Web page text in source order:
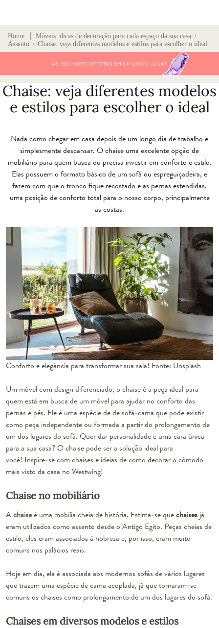
Home Móveis: dicas de decoração para cada espaço da sua casa /
Assento / Chaise: veja diferentes modelos e estilos para escolher o ideal
Chaise: veja diferentes modelos
e estilos para escolher o ideal
Nada como chegar em casa depois de um longo dia de trabalho e
simplesmente descansar. O chaise uma excelente opção de
mobiliário para quem busca ou precisa investir em conforto e estilo.
Elas possuem o formato básico de um sofá ou espreguiçadeira, e
fazem com que o tronco fique recostado e as pernas estendidas,
uma posição de conforto total para o nosso corpo, principalmente
as costas.
Conforto e elegância para transformar sua sala! Fonte: Unsplash
Um móvel com design diferenciado, o chaise é a peça ideal para
quem está em busca de um móvel para ajudar no conforto das
pernas e pés. Ele é uma espécie de de sofá-cama que pode existir
como peça independente ou formada a partir do prolongamento de
um dos lugares do sofá. Quer dar personalidade e uma cara única
para a sua casa? O chaise pode ser a solução ideal para
você! Inspire-se com chaises e ideias de como decorar o cômodo
mais visto da casa no Westwing!
Chaise no mobiliário
Achaiseé uma mobília cheia de história. Estima-se quechaises já
eram utilizados como assento desde o Antigo Egito. Peças cheias de
estilo, eles eram associados à nobreza e, por isso, eram muito
comuns nos palácios reais.
Hoje em dia, ela é associada aos modernos sofás de vários lugares
que trazem uma espécie de cama acoplada, já que tornaram-se
comuns os chaises como prolongamento de um dos lugares do sofá.
Chaises em diversos modelos e estilos